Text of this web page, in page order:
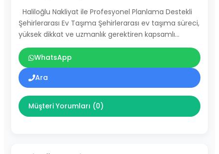
Haliloğlu Nakliyat ile Profesyonel Planlama Destekli
Şehirlerarası Ev Taşıma Şehirlerarası ev taşıma süreci,
yüksek dikkat ve uzmanlık gerektiren kapsamlı…
WhatsApp
Ara
Müşteri Yorumları (0)